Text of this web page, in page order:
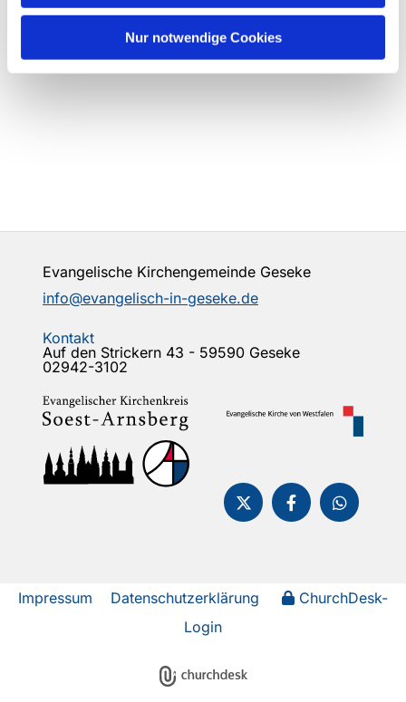
Nur notwendige Cookies
Evangelische Kirchengemeinde Geseke
info@evangelisch-in-geseke.de
Kontakt
Auf den Strickern 43 - 59590 Geseke
02942-3102
Impressum Datenschutzerklärung
ChurchDesk-
Login